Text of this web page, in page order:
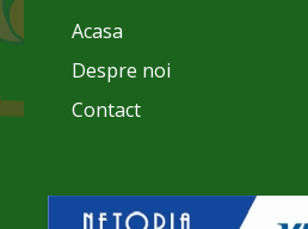
Acasa
Despre noi
Contact